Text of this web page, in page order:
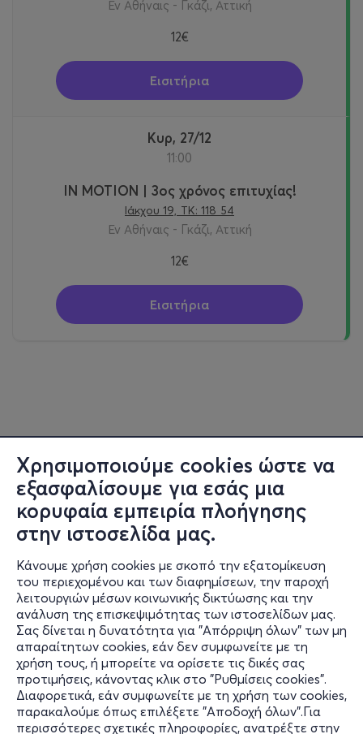
Χρησιμοποιούμε cookies ώστε να
εξασφαλίσουμε για εσάς μια
κορυφαία εμπειρία πλοήγησης
στην ιστοσελίδα μας.
Κάνουμε χρήση cookies με σκοπό την εξατομίκευση
του περιεχομένου και των διαφημίσεων, την παροχή
λειτουργιών μέσων κοινωνικής δικτύωσης και την
ανάλυση της επισκεψιμότητας των ιστοσελίδων μας.
Σας δίνεται η δυνατότητα για "Απόρριψη όλων" των μη
απαραίτητων cookies, εάν δεν συμφωνείτε με τη
χρήση τους, ή μπορείτε να ορίσετε τις δικές σας
προτιμήσεις, κάνοντας κλικ στο "Ρυθμίσεις cookies".
Διαφορετικά, εάν συμφωνείτε με τη χρήση των cookies,
παρακαλούμε όπως επιλέξετε "Αποδοχή όλων".Για
περισσότερες σχετικές πληροφορίες, ανατρέξτε στην
Εν Αθήναις - Γκάζι, Αττική
12€
Εισιτήρια
Κυρ, 27/12
11:00
IN MOTION | 3ος χρόνος επιτυχίας!
Ιάκχου 19, ΤΚ: 118 54
Εν Αθήναις - Γκάζι, Αττική
12€
Εισιτήρια
Πληροφορίες
Υποστήριξη
Stay Connected